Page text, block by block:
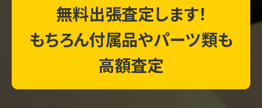
無料出張査定します！
もちろん付属品やパーツ類も
高額査定